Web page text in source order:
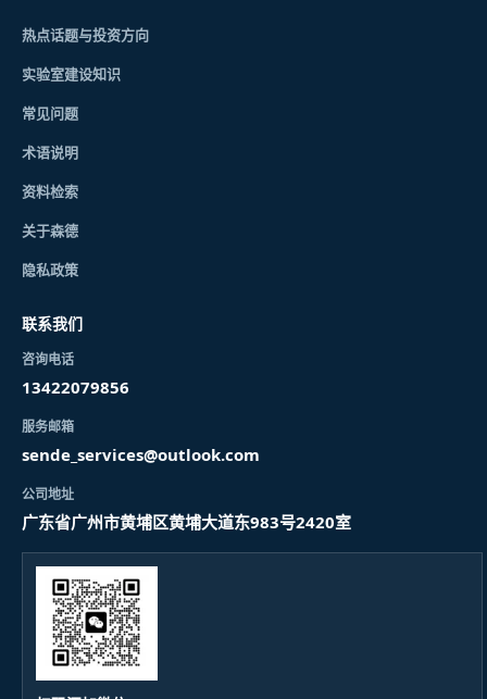
热点话题与投资方向
实验室建设知识
常见问题
术语说明
资料检索
关于森德
隐私政策
联系我们
咨询电话
13422079856
服务邮箱
sende_services@outlook.com
公司地址
广东省广州市黄埔区黄埔大道东983号2420室